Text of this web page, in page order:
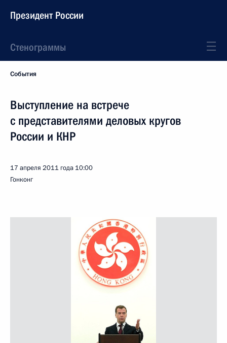
Президент России
Стенограммы
События
Выступление на встрече
с представителями деловых кругов
России и КНР
17 апреля 2011 года 10:00
Гонконг